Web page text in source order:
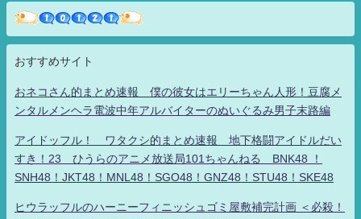
おすすめサイト
おネコさん的まとめ速報 僕の彼女はエリーちゃん人形！豆腐メ
ンタルメンヘラ電波中年アルバイターのぬいぐるみ男子末路編
アイドッフル！ ワタクシ的まとめ速報 地下格闘アイドルだい
すき！23 ひうらのアニメ放送局101ちゃんねる BNK48 ！
SNH48！JKT48！MNL48！SGO48！GNZ48！STU48！SKE48
ヒウラッフルのハーニーフィニッシュゴミ屋敷補完計画 ＜必殺！